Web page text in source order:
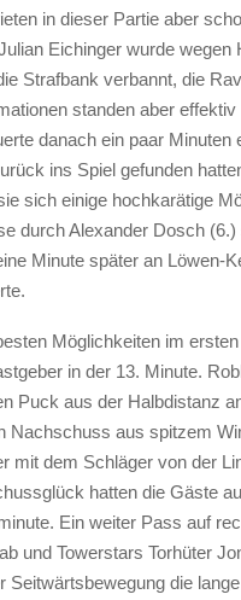
in dieser Partie aber
Eichinger wurde wegen
Strafbank verbannt, die
standen aber effektiv
danach ein paar Minuten
ins Spiel gefunden
sich einige hochkarätige
durch Alexander Dosch
Minute später an Löwen-
Möglichkeiten im
in der 13. Minute.
Puck aus der Halbdistanz
Nachschuss aus spitzem
mit dem Schläger von der
hatten die Gäste
Ein weiter Pass auf
und Towerstars Torhüter
Seitwärtsbewegung die